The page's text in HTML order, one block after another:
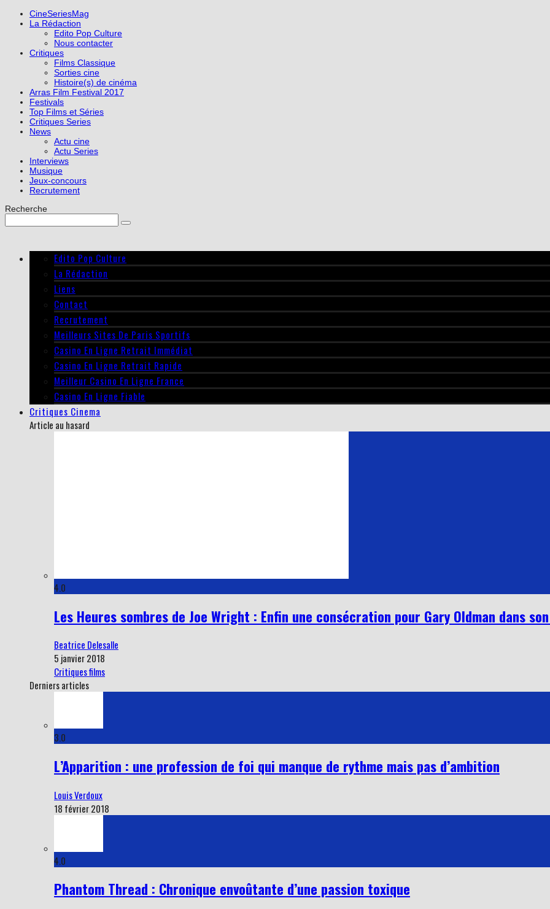
CineSeriesMag
La Rédaction
Edito Pop Culture
Nous contacter
Critiques
Films Classique
Sorties cine
Histoire(s) de cinéma
Arras Film Festival 2017
Festivals
Top Films et Séries
Critiques Series
News
Actu cine
Actu Series
Interviews
Musique
Jeux-concours
Recrutement
Recherche
Edito Pop Culture
La Rédaction
Liens
Contact
Recrutement
Meilleurs Sites De Paris Sportifs
Casino En Ligne Retrait Immédiat
Casino En Ligne Retrait Rapide
Meilleur Casino En Ligne France
Casino En Ligne Fiable
Critiques Cinema
Article au hasard
4.0
Les Heures sombres de Joe Wright : Enfin une consécration pour Gary Oldman dans
Beatrice Delesalle
5 janvier 2018
Critiques films
Derniers articles
3.0
L’Apparition : une profession de foi qui manque de rythme mais pas d’ambition
Louis Verdoux
18 février 2018
4.0
Phantom Thread : Chronique envoûtante d’une passion toxique